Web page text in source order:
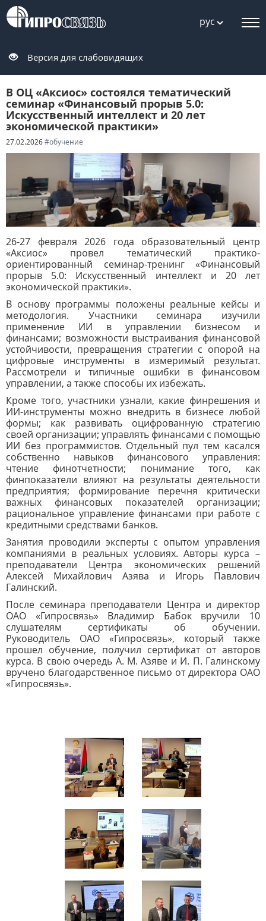
рус
Версия для слабовидящих
В ОЦ «Аксиос» состоялся тематический
семинар «Финансовый прорыв 5.0:
Искусственный интеллект и 20 лет
экономической практики»
27.02.2026#обучение
26-27 февраля 2026 года образовательный центр
«Аксиос» провел тематический практико-
ориентированный семинар-тренинг «Финансовый
прорыв 5.0: Искусственный интеллект и 20 лет
экономической практики».
В основу программы положены реальные кейсы и
методология. Участники семинара изучили
применение ИИ в управлении бизнесом и
финансами; возможности выстраивания финансовой
устойчивости, превращения стратегии с опорой на
цифровые инструменты в измеримый результат.
Рассмотрели и типичные ошибки в финансовом
управлении, а также способы их избежать.
Кроме того, участники узнали, какие финрешения и
ИИ-инструменты можно внедрить в бизнесе любой
формы; как развивать оцифрованную стратегию
своей организации; управлять финансами с помощью
ИИ без программистов. Отдельный пул тем касался
собственно навыков финансового управления:
чтение финотчетности; понимание того, как
финпоказатели влияют на результаты деятельности
предприятия; формирование перечня критически
важных финансовых показателей организации;
рациональное управление финансами при работе с
кредитными средствами банков.
Занятия проводили эксперты с опытом управления
компаниями в реальных условиях. Авторы курса –
преподаватели Центра экономических решений
Алексей Михайлович Азява и Игорь Павлович
Галинский.
После семинара преподаватели Центра и директор
ОАО «Гипросвязь» Владимир Бабок вручили 10
слушателям сертификаты об обучении.
Руководитель ОАО «Гипросвязь», который также
прошел обучение, получил сертификат от авторов
курса. В свою очередь А. М. Азяве и И. П. Галинскому
вручено благодарственное письмо от директора ОАО
«Гипросвязь».